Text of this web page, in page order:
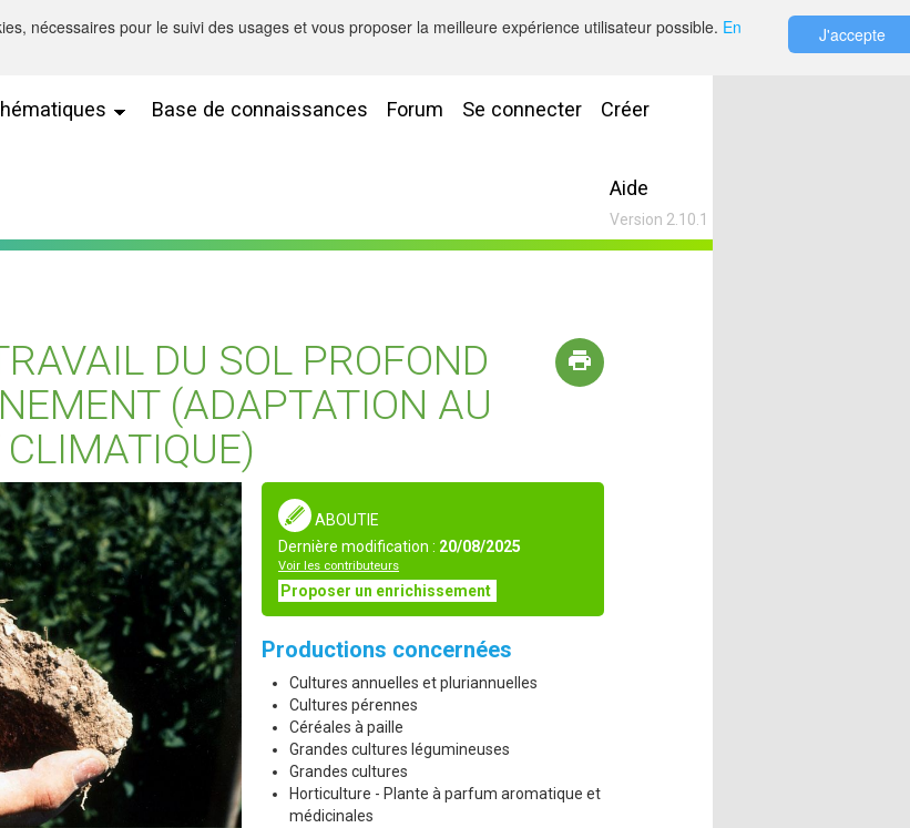
Base de connaissances Forum Se connecter Créer
Aide
Version 2.10.1
DU SOL PROFOND
(ADAPTATION AU
ABOUTIE
Dernière modification : 20/08/2025
Voir les contributeurs
Proposer un enrichissement
Productions concernées
Cultures annuelles et pluriannuelles
Cultures pérennes
Céréales à paille
Grandes cultures légumineuses
Grandes cultures
Horticulture - Plante à parfum aromatique et
médicinales
nécessaires pour le suivi des usages et vous proposer la meilleure expérience utilisateur possible. En
J'accepte